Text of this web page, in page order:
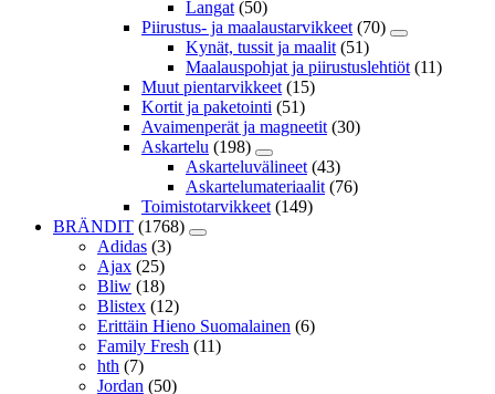
Langat (50)
Piirustus- ja maalaustarvikkeet (70)
Kynät, tussit ja maalit (51)
Maalauspohjat ja piirustuslehtiöt (11)
Muut pientarvikkeet (15)
Kortit ja paketointi (51)
Avaimenperät ja magneetit (30)
Askartelu (198)
Askarteluvälineet (43)
Askartelumateriaalit (76)
Toimistotarvikkeet (149)
BRÄNDIT (1768)
Adidas (3)
Ajax (25)
Bliw (18)
Blistex (12)
Erittäin Hieno Suomalainen (6)
Family Fresh (11)
hth (7)
Jordan (50)